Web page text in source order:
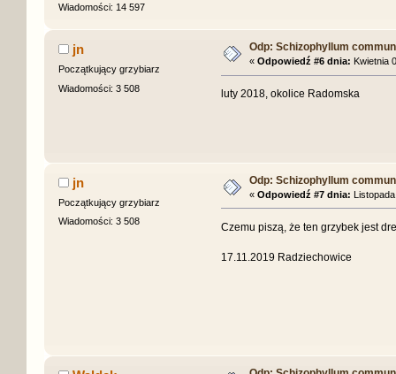
Wiadomości: 14 597
jn
Początkujący grzybiarz
Wiadomości: 3 508
Odp: Schizophyllum
« Odpowiedź #6 dnia: Kwietnia
luty 2018, okolice Radomska
jn
Początkujący grzybiarz
Wiadomości: 3 508
Odp: Schizophyllum
« Odpowiedź #7 dnia:
Czemu piszą, że ten grzybek jest
17.11.2019 Radziechowice